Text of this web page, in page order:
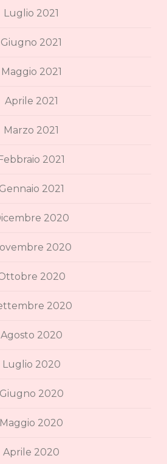
Luglio 2021
Giugno 2021
Maggio 2021
Aprile 2021
Marzo 2021
2021
Gennaio 2021
2020
2020
2020
2020
Agosto 2020
Luglio 2020
Giugno 2020
Maggio 2020
Aprile 2020